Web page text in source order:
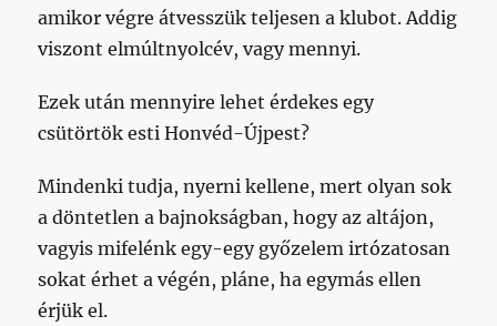
amikor végre átvesszük teljesen a klubot. Addig
viszont elmúltnyolcév, vagy mennyi.
Ezek után mennyire lehet érdekes egy
csütörtök esti Honvéd-Újpest?
Mindenki tudja, nyerni kellene, mert olyan sok
a döntetlen a bajnokságban, hogy az altájon,
vagyis mifelénk egy-egy győzelem irtózatosan
sokat érhet a végén, pláne, ha egymás ellen
érjük el.